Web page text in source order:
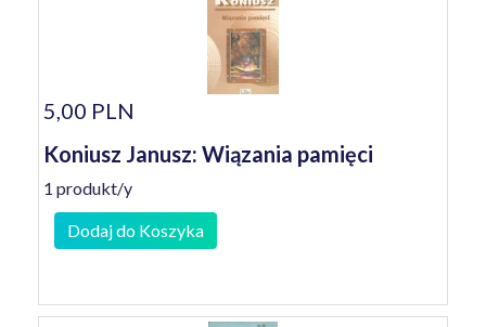
5,00 PLN
Koniusz Janusz: Wiązania pamięci
1 produkt/y
Dodaj do Koszyka